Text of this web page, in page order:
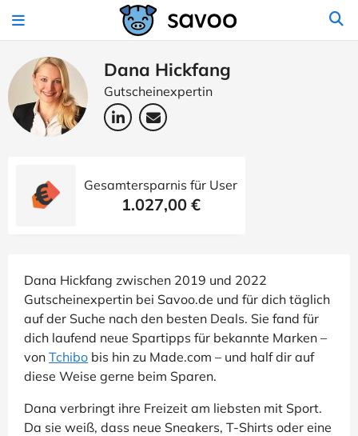
Dana Hickfang
Gutscheinexpertin
Gesamtersparnis für User
1.027,00 €
Dana Hickfang zwischen 2019 und 2022
Gutscheinexpertin bei Savoo.de und für dich täglich
auf der Suche nach den besten Deals. Sie fand für
dich laufend neue Spartipps für bekannte Marken –
von Tchibo bis hin zu Made.com – und half dir auf
diese Weise gerne beim Sparen.
Dana verbringt ihre Freizeit am liebsten mit Sport.
Da sie weiß, dass neue Sneakers, T-Shirts oder eine